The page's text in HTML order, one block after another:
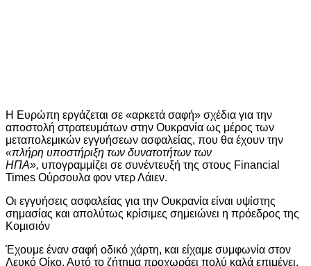
Η Ευρώπη εργάζεται σε «αρκετά σαφή» σχέδια για την
αποστολή στρατευμάτων στην Ουκρανία ως μέρος των
μεταπολεμικών εγγυήσεων ασφαλείας, που θα έχουν την
«πλήρη υποστήριξη των δυνατοτήτων των
ΗΠΑ», υπογραμμίζει σε συνέντευξή της στους Financial
Times Ούρσουλα φον ντερ Λάιεν.
Οι εγγυήσεις ασφαλείας για την Ουκρανία είναι υψίστης
σημασίας και απολύτως κρίσιμες σημειώνει η πρόεδρος της
Κομισιόν
Έχουμε έναν σαφή οδικό χάρτη, και είχαμε συμφωνία στον
Λευκό Οίκο. Αυτό το ζήτημα προχωράει πολύ καλά επιμένει,